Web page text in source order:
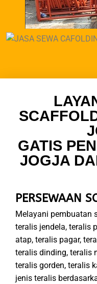
GATIS
JOGJA
PERSEWAAN
Melayani pembuatan
teralis jendela, teralis
atap, teralis pagar,
teralis dinding, teralis
teralis gorden, teralis
jenis teralis